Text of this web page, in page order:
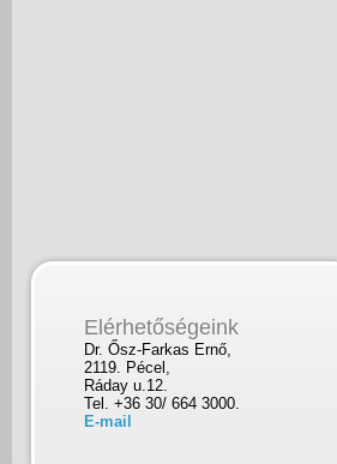
Elérhetőségeink
Dr. Ősz-Farkas Ernő,
2119. Pécel,
Ráday u.12.
Tel. +36 30/ 664 3000.
E-mail